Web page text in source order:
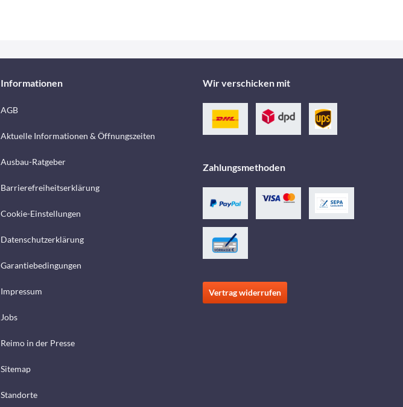
Informationen
AGB
Aktuelle Informationen & Öffnungszeiten
Ausbau-Ratgeber
Barrierefreiheitserklärung
Cookie-Einstellungen
Datenschutzerklärung
Garantiebedingungen
Impressum
Jobs
Reimo in der Presse
Sitemap
Standorte
Wir verschicken mit
Zahlungsmethoden
Vertrag widerrufen